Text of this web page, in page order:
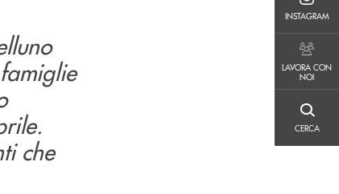
INSTAGRAM
LAVORA CON
NOI
CERCA
che